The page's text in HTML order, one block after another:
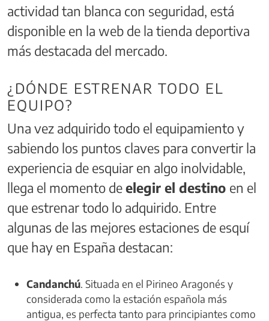
actividad tan blanca con seguridad, está
disponible en la web de la tienda deportiva
más destacada del mercado.
¿DÓNDE ESTRENAR TODO EL
EQUIPO?
Una vez adquirido todo el equipamiento y
sabiendo los puntos claves para convertir la
experiencia de esquiar en algo inolvidable,
llega el momento deelegir el destino en el
que estrenar todo lo adquirido. Entre
algunas de las mejores estaciones de esquí
que hay en España destacan:
Candanchú. Situada en el Pirineo Aragonés y
considerada como la estación española más
antigua, es perfecta tanto para principiantes como